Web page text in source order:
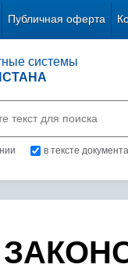
Публичная оферта
системы
в тексте документа